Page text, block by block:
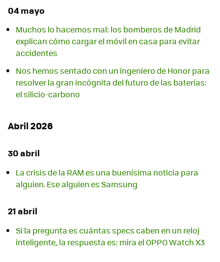
04 mayo
Muchos lo hacemos mal: los bomberos de Madrid
explican cómo cargar el móvil en casa para evitar
accidentes
Nos hemos sentado con un ingeniero de Honor para
resolver la gran incógnita del futuro de las baterías:
el silicio-carbono
Abril 2026
30 abril
La crisis de la RAM es una buenísima noticia para
alguien. Ese alguien es Samsung
21 abril
Si la pregunta es cuántas specs caben en un reloj
inteligente, la respuesta es: mira el OPPO Watch X3